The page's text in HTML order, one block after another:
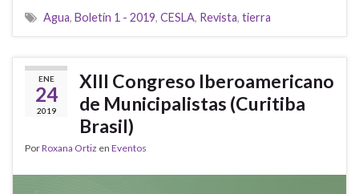
Agua, Boletín 1 - 2019, CESLA, Revista, tierra
ENE
24
2019
XIII Congreso Iberoamericano
de Municipalistas (Curitiba
Brasil)
PorRoxana Ortiz en Eventos